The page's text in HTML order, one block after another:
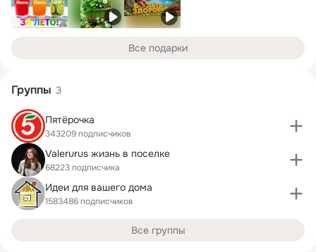
Все подарки
Группы 3
Пятёрочка
343209 подписчиков
Valerurus жизнь в поселке
68223 подписчика
Идеи для вашего дома
1583486 подписчиков
Все группы